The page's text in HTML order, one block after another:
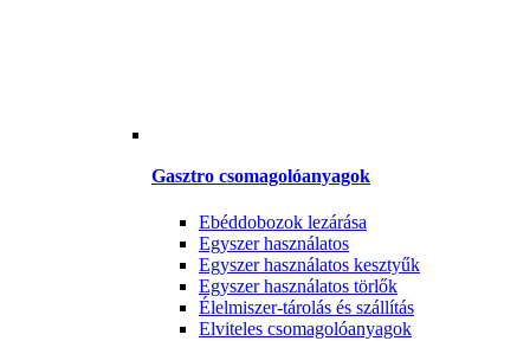
Gasztro csomagolóanyagok
Ebéddobozok lezárása
Egyszer használatos
Egyszer használatos kesztyűk
Egyszer használatos törlők
Élelmiszer-tárolás és szállítás
Elviteles csomagolóanyagok